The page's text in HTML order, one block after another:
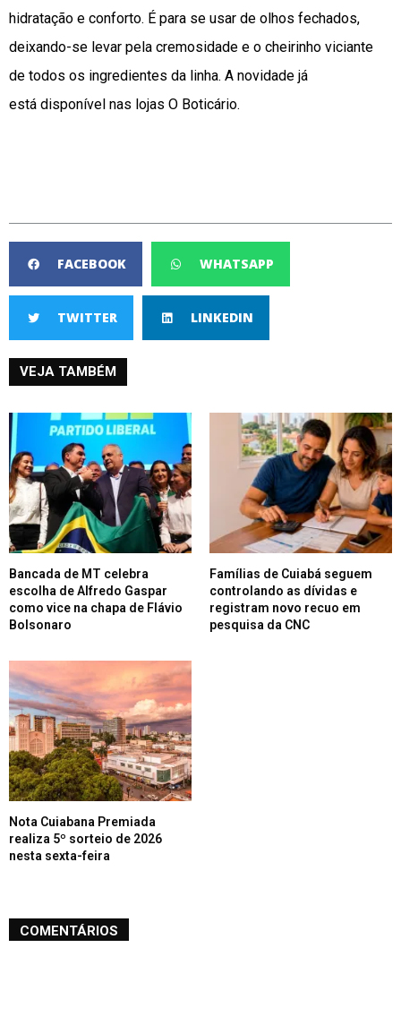
hidratação e conforto. É para se usar de olhos fechados,
deixando-se levar pela cremosidade e o cheirinho viciante
de todos os ingredientes da linha. A novidade já
está disponível nas lojas O Boticário.
FACEBOOK WHATSAPP
TWITTER LINKEDIN
VEJA TAMBÉM
Bancada de MT celebra
escolha de Alfredo Gaspar
como vice na chapa de Flávio
Bolsonaro
Famílias de Cuiabá seguem
controlando as dívidas e
registram novo recuo em
pesquisa da CNC
Nota Cuiabana Premiada
realiza 5º sorteio de 2026
nesta sexta-feira
COMENTÁRIOS